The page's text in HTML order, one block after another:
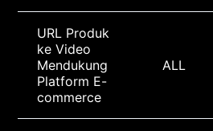
URL Produk
ke Video
Mendukung
Platform E-
commerce
ALL